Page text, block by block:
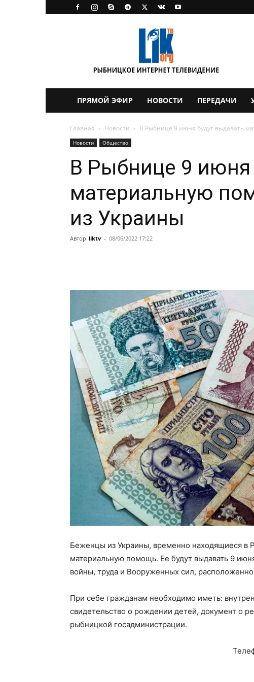
ПРЯМОЙ ЭФИР НОВОСТИ ПЕРЕДАЧИ
Главная Новости В Рыбнице 9 июня будут выдавать
Новости Общество
В Рыбнице 9 июня
материальную
из Украины
Автор liktv - 08/06/2022 17:22
Беженцы из Украины, временно находящиеся в
материальную помощь. Ее будут выдавать 9
войны, труда и Вооруженных сил,
При себе гражданам необходимо иметь:
свидетельство о рождении детей, документ о
рыбницкой госадминистрации.